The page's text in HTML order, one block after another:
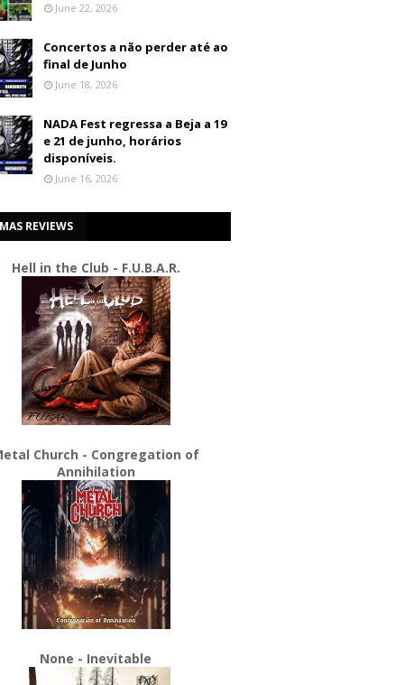
June 22, 2026
Concertos a não perder até ao
final de Junho
June 18, 2026
NADA Fest regressa a Beja a 19
e 21 de junho, horários
disponíveis.
June 16, 2026
REVIEWS
Hell in the Club - F.U.B.A.R.
Church - Congregation of
Annihilation
None - Inevitable